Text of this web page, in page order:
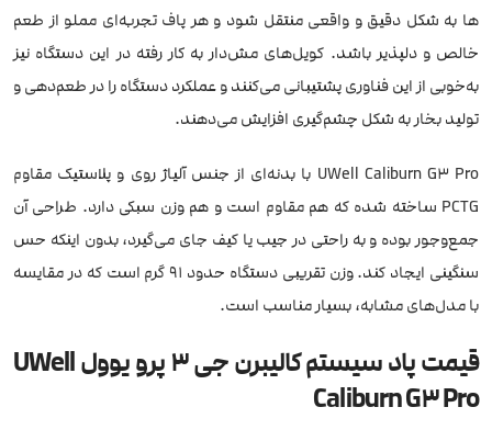
ها به شکل دقیق و واقعی منتقل شود و هر پاف تجربه‌ای مملو از طعم
خالص و دلپذیر باشد. کویل‌های مش‌دار به کار رفته در این دستگاه نیز
به‌خوبی از این فناوری پشتیبانی می‌کنند و عملکرد دستگاه را در طعم‌دهی و
تولید بخار به شکل چشم‌گیری افزایش می‌دهند.
UWell Caliburn G3 Pro با بدنه‌ای از جنس آلیاژ روی و پلاستیک مقاوم
PCTG ساخته شده که هم مقاوم است و هم وزن سبکی دارد. طراحی آن
جمع‌وجور بوده و به راحتی در جیب یا کیف جای می‌گیرد، بدون اینکه حس
سنگینی ایجاد کند. وزن تقریبی دستگاه حدود 91 گرم است که در مقایسه
با مدل‌های مشابه، بسیار مناسب است.
قیمت پاد سیستم کالیبرن جی 3 پرو یوول UWell
Caliburn G3 Pro